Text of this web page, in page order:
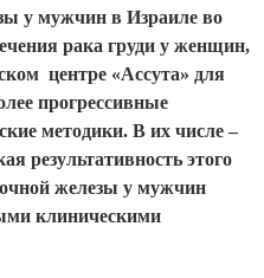
у мужчин в Израиле во
рака груди у женщин,
центре «Ассута» для
прогрессивные
методики. В их числе –
результативность этого
железы у мужчин
клиническими